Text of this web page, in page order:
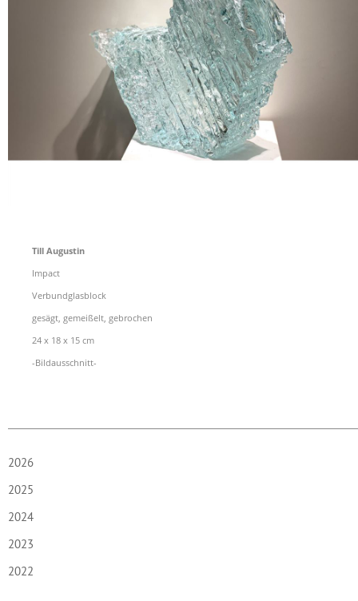
Till Augustin
Impact
Verbundglasblock
gesägt, gemeißelt, gebrochen
24 x 18 x 15 cm
-Bildausschnitt-
2026
2025
2024
2023
2022